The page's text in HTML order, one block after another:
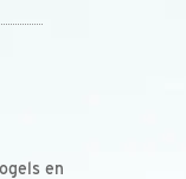
en